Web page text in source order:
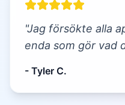
"Jag försökte alla
enda som gör vad
- Tyler C.